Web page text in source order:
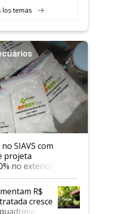
los temas
SIAVS com
projeta
no exterior
R$
cresce